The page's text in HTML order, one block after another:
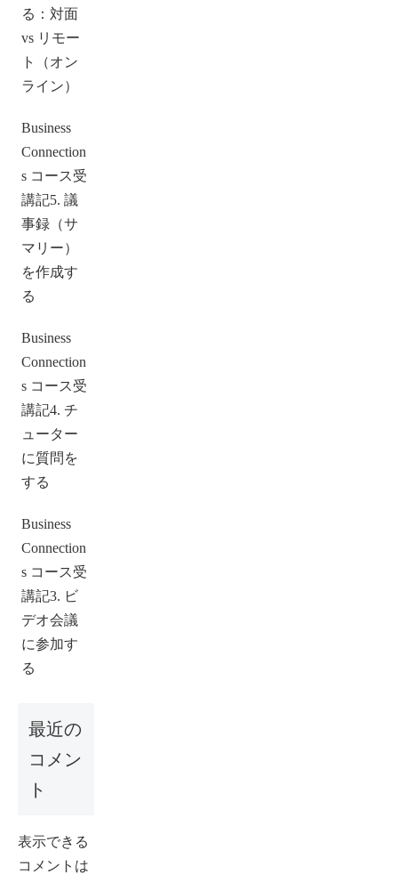
る：対面
vs リモー
ト（オン
ライン）
Business
Connection
s コース受
講記5. 議
事録（サ
マリー）
を作成す
る
Business
Connection
s コース受
講記4. チ
ューター
に質問を
する
Business
Connection
s コース受
講記3. ビ
デオ会議
に参加す
る
最近の
コメン
ト
表示できる
コメントは